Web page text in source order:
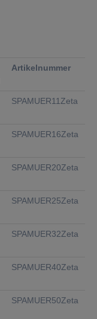
Artikelnummer
SPAMUER11Zeta
SPAMUER16Zeta
SPAMUER20Zeta
SPAMUER25Zeta
SPAMUER32Zeta
SPAMUER40Zeta
SPAMUER50Zeta